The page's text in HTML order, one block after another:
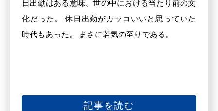
日出勤はある意味、世の中における当たり前の文
化だった。 休日出勤がカッコいいと思っていた
時代もあった。 まさに若気の至りである。
記事を読む